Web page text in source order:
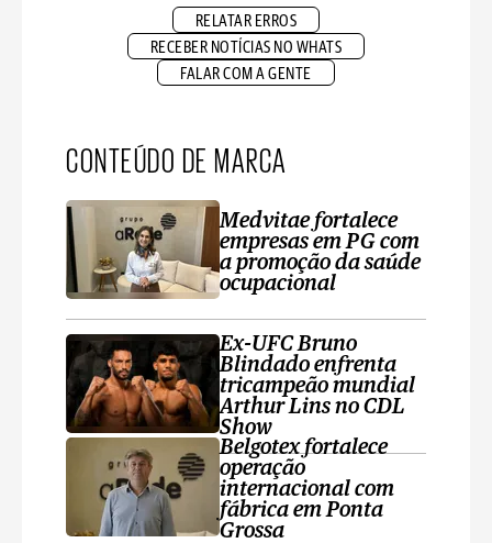
RELATAR ERROS
RECEBER NOTÍCIAS NO WHATS
FALAR COM A GENTE
CONTEÚDO DE MARCA
Medvitae fortalece
empresas em PG com
a promoção da saúde
ocupacional
Ex-UFC Bruno
Blindado enfrenta
tricampeão mundial
Arthur Lins no CDL
Show
Belgotex fortalece
operação
internacional com
fábrica em Ponta
Grossa